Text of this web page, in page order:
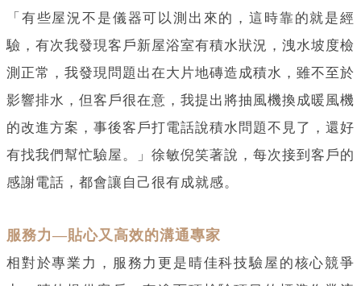
「有些屋況不是儀器可以測出來的，這時靠的就是經
驗，有次我發現客戶新屋浴室有積水狀況，洩水坡度檢
測正常，我發現問題出在大片地磚造成積水，雖不至於
影響排水，但客戶很在意，我提出將抽風機換成暖風機
的改進方案，事後客戶打電話說積水問題不見了，還好
有找我們幫忙驗屋。」徐敏倪笑著說，每次接到客戶的
感謝電話，都會讓自己很有成就感。
服務力—貼心又高效的溝通專家
相對於專業力，服務力更是晴佳科技驗屋的核心競爭